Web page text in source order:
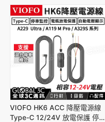
VIOFO HK6 ACC 降壓電源線
Type-C 12/24V 放電保護 停車